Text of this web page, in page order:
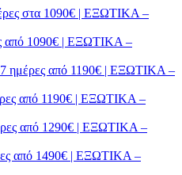
στα 1090€ | ΕΞΩΤΙΚΑ –
από 1090€ | ΕΞΩΤΙΚΑ –
7 ημέρες από 1190€ | ΕΞΩΤΙΚΑ –
από 1190€ | ΕΞΩΤΙΚΑ –
από 1290€ | ΕΞΩΤΙΚΑ –
από 1490€ | ΕΞΩΤΙΚΑ –